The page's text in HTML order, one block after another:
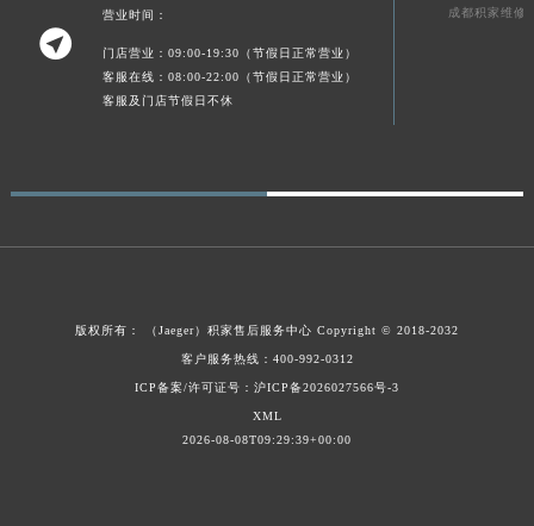

营业时间：
门店营业：09:00-19:30（节假日正常营业）
客服在线：08:00-22:00（节假日正常营业）
客服及门店节假日不休
成都积家维修
版权所有： （Jaeger） 积家售后服务中心 Copyright © 2018-2032
客户服务热线：400-992-0312
ICP备案/许可证号：沪ICP备2026027566号-3
XML
2026-08-08T09:29:39+00:00